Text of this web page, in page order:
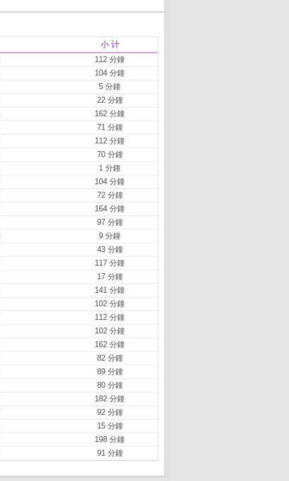
小 计
112 分鐘
104 分鐘
5 分鐘
22 分鐘
162 分鐘
71 分鐘
112 分鐘
70 分鐘
1 分鐘
104 分鐘
72 分鐘
164 分鐘
97 分鐘
9 分鐘
43 分鐘
117 分鐘
17 分鐘
141 分鐘
102 分鐘
112 分鐘
102 分鐘
162 分鐘
82 分鐘
89 分鐘
80 分鐘
182 分鐘
92 分鐘
15 分鐘
198 分鐘
91 分鐘